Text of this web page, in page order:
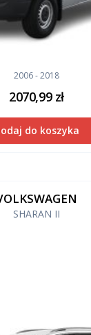
2006 - 2018
2070,99 zł
do koszyka
SHARAN II